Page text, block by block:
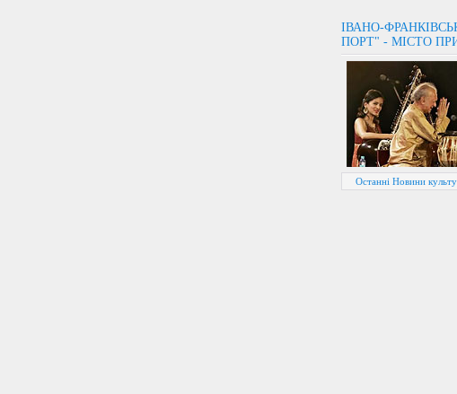
ІВАНО-
ПОРТ" - МІСТО
Останні Новини